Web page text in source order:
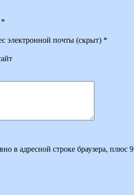
*
электронной почты (скрыт) *
в адресной строке браузера, плюс 9